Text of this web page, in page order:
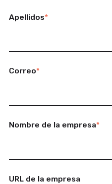
Apellidos*
Correo*
Nombre de la empresa*
URL de la empresa